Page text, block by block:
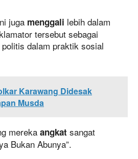
juga menggali lebih dalam
tersebut sebagai
dalam praktik sosial
Karawang Didesak
Musda
mereka angkat sangat
Bukan Abunya”.